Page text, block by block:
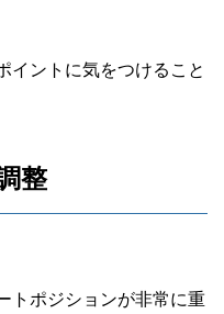
イントに気をつけること
整
トポジションが非常に重